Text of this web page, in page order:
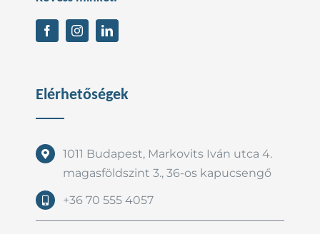
Elérhetőségek
1011 Budapest, Markovits Iván utca 4.
magasföldszint 3., 36-os kapucsengő
+36 70 555 4057